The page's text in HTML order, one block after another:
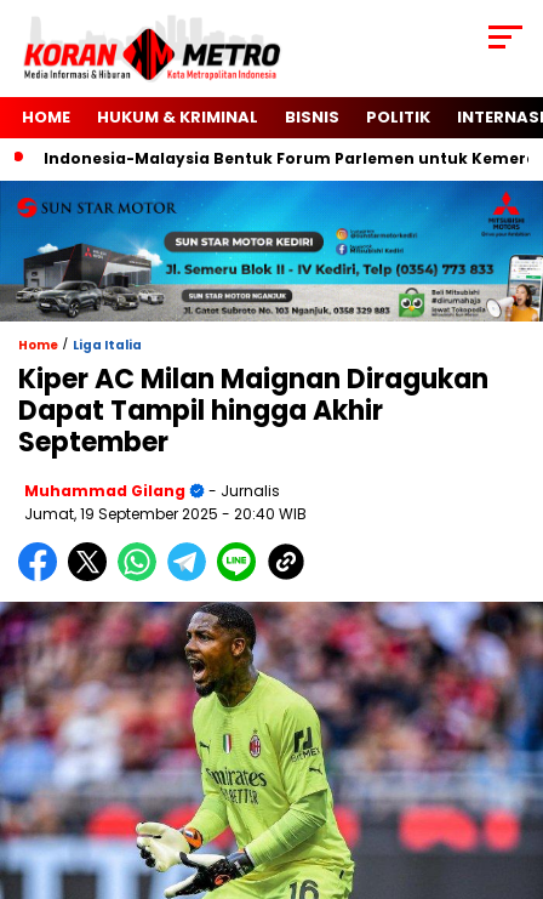
HOME HUKUM & KRIMINAL BISNIS POLITIK
Indonesia-Malaysia Bentuk Forum Parlemen untuk
Home / Liga Italia
Kiper AC Milan Maignan Diragukan
Dapat Tampil hingga Akhir
September
Muhammad Gilang
- Jurnalis
Jumat, 19 September 2025 - 20:40 WIB